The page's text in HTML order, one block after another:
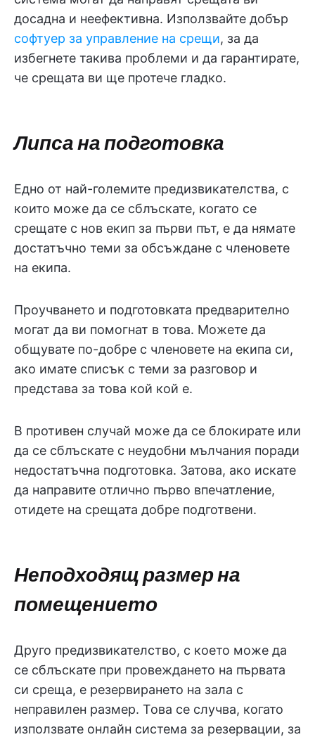
досадна и неефективна. Използвайте добър
софтуер за управление на срещи, за да
избегнете такива проблеми и да гарантирате,
че срещата ви ще протече гладко.
Липса на подготовка
Едно от най-големите предизвикателства, с
които може да се сблъскате, когато се
срещате с нов екип за първи път, е да нямате
достатъчно теми за обсъждане с членовете
на екипа.
Проучването и подготовката предварително
могат да ви помогнат в това. Можете да
общувате по-добре с членовете на екипа си,
ако имате списък с теми за разговор и
представа за това кой кой е.
В противен случай може да се блокирате или
да се сблъскате с неудобни мълчания поради
недостатъчна подготовка. Затова, ако искате
да направите отлично първо впечатление,
отидете на срещата добре подготвени.
Неподходящ размер на
помещението
Друго предизвикателство, с което може да
се сблъскате при провеждането на първата
си среща, е резервирането на зала с
неправилен размер. Това се случва, когато
използвате онлайн система за резервации, за